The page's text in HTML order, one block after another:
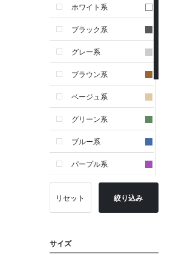
ホワイト系
ブラック系
グレー系
ブラウン系
ベージュ系
グリーン系
ブルー系
パープル系
イエロー系
リセット 絞り込み
サイズ